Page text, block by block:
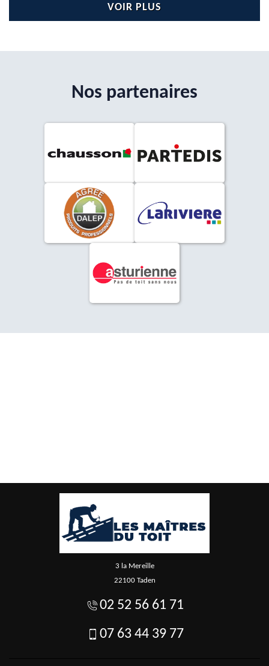
VOIR PLUS
Nos partenaires
3 la Mereille
22100 Taden
02 52 56 61 71
07 63 44 39 77